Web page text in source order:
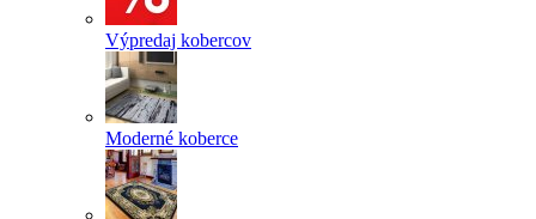
Výpredaj kobercov
Moderné koberce